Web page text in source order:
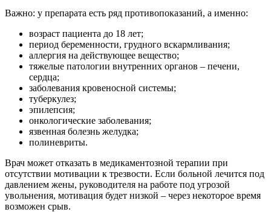
Важно: у препарата есть ряд противопоказаний, а именно:
возраст пациента до 18 лет;
период беременности, грудного вскармливания;
аллергия на действующее вещество;
тяжелые патологии внутренних органов – печени,
сердца;
заболевания кровеносной системы;
туберкулез;
эпилепсия;
онкологические заболевания;
язвенная болезнь желудка;
полиневриты.
Врач может отказать в медикаментозной терапии при
отсутствии мотивации к трезвости. Если больной лечится под
давлением жены, руководителя на работе под угрозой
увольнения, мотивация будет низкой – через некоторое время
возможен срыв.